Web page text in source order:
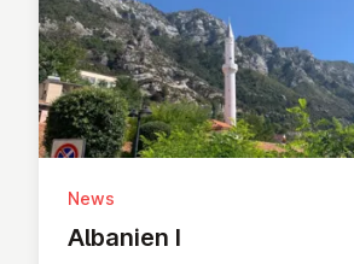
News
Albanien I